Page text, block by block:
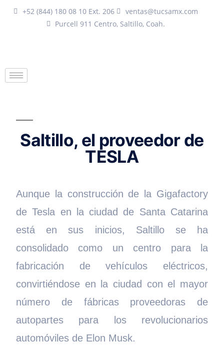
+52 (844) 180 08 10 Ext. 206
ventas@tucsamx.com
Purcell 911 Centro, Saltillo, Coah.
Saltillo, el proveedor de
TESLA
Aunque la construcción de la Gigafactory
de Tesla en la ciudad de Santa Catarina
está en sus inicios, Saltillo se ha
consolidado como un centro para la
fabricación de vehículos eléctricos,
convirtiéndose en la ciudad con el mayor
número de fábricas proveedoras de
autopartes para los revolucionarios
automóviles de Elon Musk.